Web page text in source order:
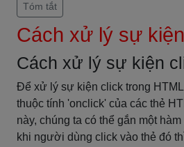
Tóm tắt
Cách xử lý sự
Cách xử lý sự kiện
Để xử lý sự kiện click trong
thuộc tính 'onclick' của các thẻ
này, chúng ta có thể gắn một
khi người dùng click vào thẻ đó